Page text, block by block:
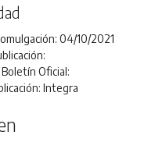
04/10/2021
Oficial:
Integra